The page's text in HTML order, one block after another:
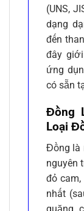
(UNS,
dạng
đến
đây
ứng
có sẵn
Đồng
Loại
Đồng là
nguyên
đỏ cam,
nhất